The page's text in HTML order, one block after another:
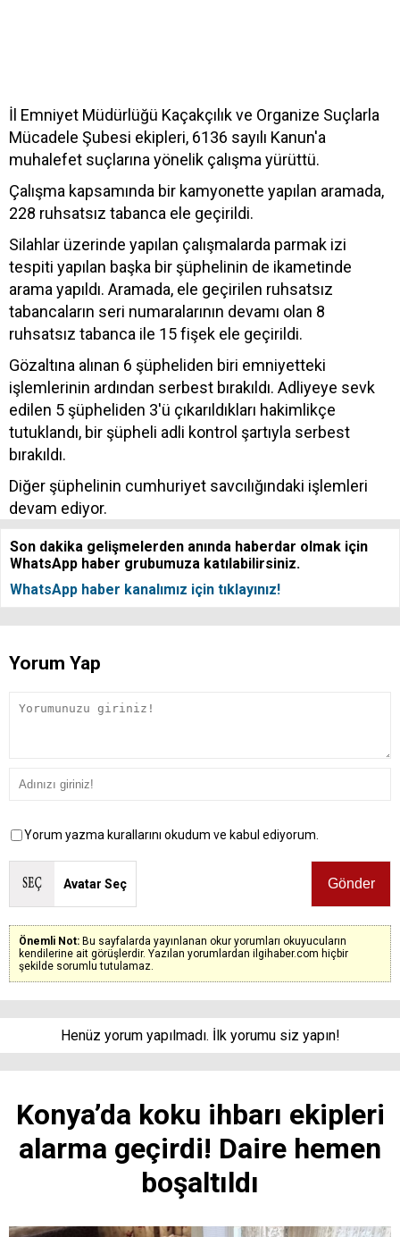
İl Emniyet Müdürlüğü Kaçakçılık ve Organize Suçlarla
Mücadele Şubesi ekipleri, 6136 sayılı Kanun'a
muhalefet suçlarına yönelik çalışma yürüttü.
Çalışma kapsamında bir kamyonette yapılan aramada,
228 ruhsatsız tabanca ele geçirildi.
Silahlar üzerinde yapılan çalışmalarda parmak izi
tespiti yapılan başka bir şüphelinin de ikametinde
arama yapıldı. Aramada, ele geçirilen ruhsatsız
tabancaların seri numaralarının devamı olan 8
ruhsatsız tabanca ile 15 fişek ele geçirildi.
Gözaltına alınan 6 şüpheliden biri emniyetteki
işlemlerinin ardından serbest bırakıldı. Adliyeye sevk
edilen 5 şüpheliden 3'ü çıkarıldıkları hakimlikçe
tutuklandı, bir şüpheli adli kontrol şartıyla serbest
bırakıldı.
Diğer şüphelinin cumhuriyet savcılığındaki işlemleri
devam ediyor.
Son dakika gelişmelerden anında haberdar olmak için
WhatsApp haber grubumuza katılabilirsiniz.
WhatsApp haber kanalımız için tıklayınız!
Yorum Yap
Yorum yazma kurallarını okudum ve kabul ediyorum.
Avatar Seç
Önemli Not: Bu sayfalarda yayınlanan okur yorumları okuyucuların
kendilerine ait görüşlerdir. Yazılan yorumlardan ilgihaber.com hiçbir
şekilde sorumlu tutulamaz.
Henüz yorum yapılmadı. İlk yorumu siz yapın!
Konya’da koku ihbarı ekipleri
alarma geçirdi! Daire hemen
boşaltıldı